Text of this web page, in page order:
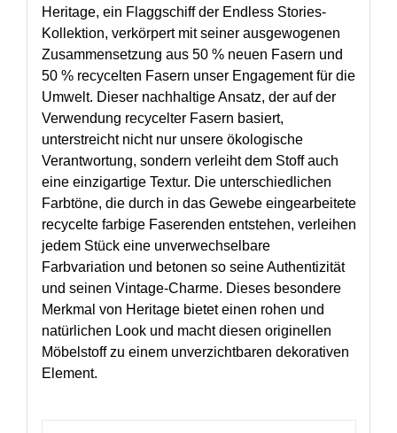
Heritage, ein Flaggschiff der Endless Stories-
Kollektion, verkörpert mit seiner ausgewogenen
Zusammensetzung aus 50 % neuen Fasern und
50 % recycelten Fasern unser Engagement für die
Umwelt. Dieser nachhaltige Ansatz, der auf der
Verwendung recycelter Fasern basiert,
unterstreicht nicht nur unsere ökologische
Verantwortung, sondern verleiht dem Stoff auch
eine einzigartige Textur. Die unterschiedlichen
Farbtöne, die durch in das Gewebe eingearbeitete
recycelte farbige Faserenden entstehen, verleihen
jedem Stück eine unverwechselbare
Farbvariation und betonen so seine Authentizität
und seinen Vintage-Charme. Dieses besondere
Merkmal von Heritage bietet einen rohen und
natürlichen Look und macht diesen originellen
Möbelstoff zu einem unverzichtbaren dekorativen
Element.